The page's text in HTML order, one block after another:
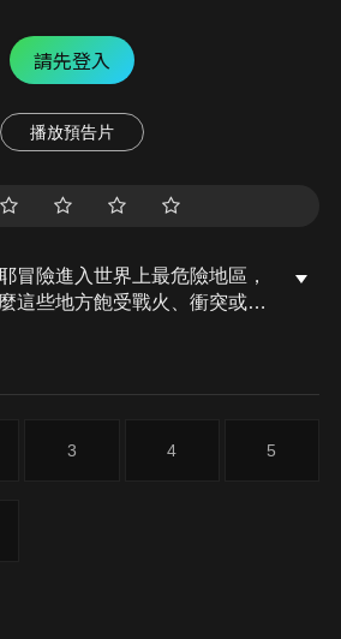
請先登入
播放預告片
冒險進入世界上最危險地區，
這些地方飽受戰火、衝突或危
3 4 5